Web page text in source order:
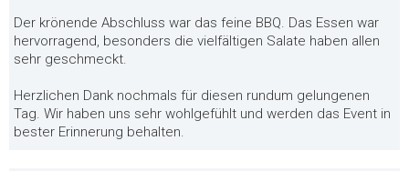
Der krönende Abschluss war das feine BBQ. Das Essen war
hervorragend, besonders die vielfältigen Salate haben allen
sehr geschmeckt.
Herzlichen Dank nochmals für diesen rundum gelungenen
Tag. Wir haben uns sehr wohlgefühlt und werden das Event in
bester Erinnerung behalten.